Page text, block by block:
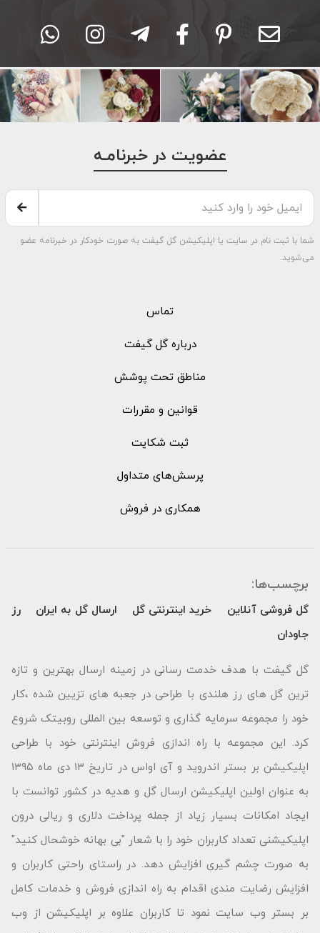
عضویت در خبرنامـه
شما با ثبت نام در سایت یا اپلیکیشن گل گیفت به صورت خودکار در خبرنامه عضو
می‌شوید.
تماس
درباره گل گیفت
مناطق تحت پوشش
قوانین و مقررات
ثبت شکایت
پرسش‌های متداول
همکاری در فروش
برچسب‌ها:
گل فروشی آنلاین خرید اینترنتی گل ارسال گل به ایران
رز
جاودان
گل گیفت با هدف خدمت رسانی در زمینه ارسال بهترین و تازه
ترین گل های رز هلندی با طراحی در جعبه های تزیین شده ،کار
خود را مجموعه سرمایه گذاری و توسعه بین المللی روبیتک شروع
کرد. این مجموعه با راه اندازی فروش اینترنتی خود با طراحی
اپلیکیشن بر بستر اندروید و آی اواس در تاریخ ۱۳ دی ماه ۱۳۹۵
به عنوان اولین اپلیکیشن ارسال گل و هدیه در کشور توانست با
ایجاد امکانات بسیار زیاد از جمله پرداخت دلاری و ریالی درون
اپلیکیشنی تعداد کاربران خود را با شعار "بى بهانه خوشحال كنید"
به صورت چشم گیری افزایش دهد. در راستای راحتی کاربران و
افزایش رضایت مندی اقدام به راه اندازی فروش و خدمات کامل
بر بستر وب سایت نمود تا کاربران علاوه بر اپلیکیشن از وب